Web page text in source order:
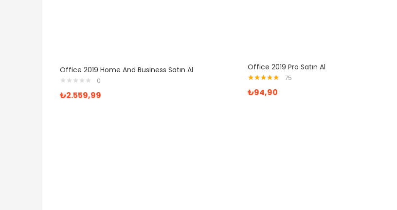
Office 2019 Home And Business Satın Al
0
₺2.559,99
Office 2019 Pro Satın Al
5.00oy aldı
75
₺94,90